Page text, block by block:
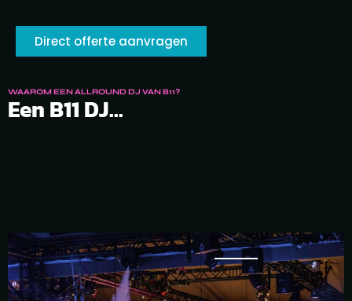
Direct offerte aanvragen
WAAROM EEN ALLROUND DJ VAN B11?
Een B11 DJ...